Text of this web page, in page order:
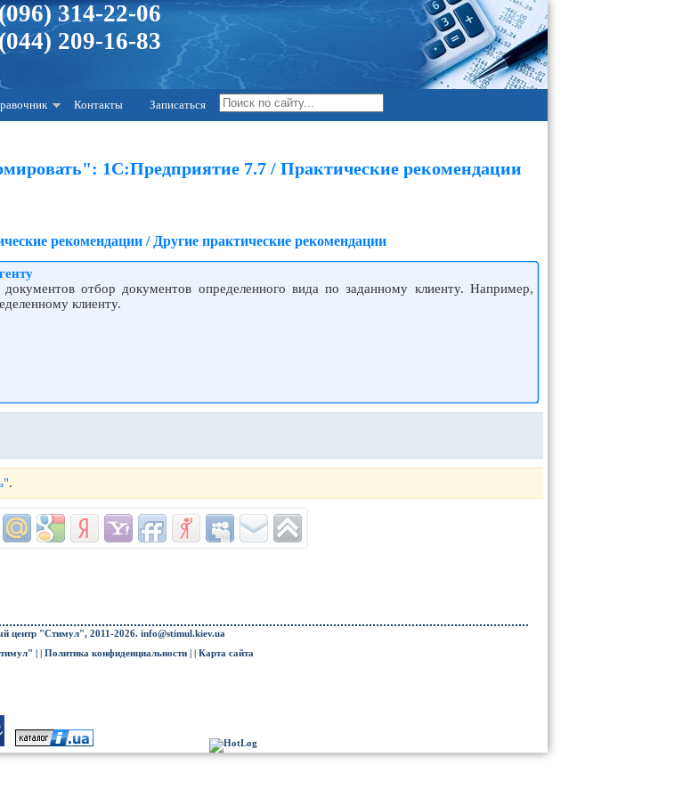
314-22-06
(044) 209-16-83
Контакты Записаться
1С:Предприятие 7.7 / Практические рекомендации
рекомендации / Другие практические рекомендации
документов отбор документов определенного вида по заданному клиенту. Например,
клиенту.
.
центр "Стимул", 2011-2026. info@stimul.kiev.ua
| | Политика конфиденциальности| | Карта сайта